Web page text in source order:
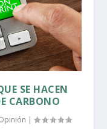
SE HACEN
CARBONO
|